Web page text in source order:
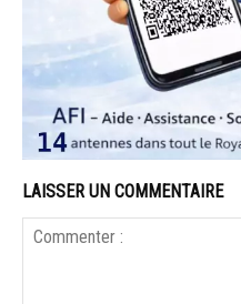
LAISSER UN COMMENTAIRE